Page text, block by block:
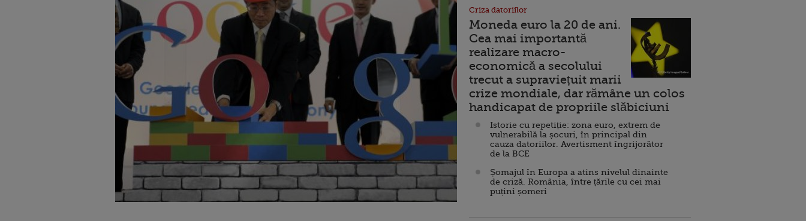
Criza datoriilor
Moneda euro la 20 de ani.
Cea mai importantă
realizare macro-
economică a secolului
trecut a supraviețuit marii
crize mondiale, dar rămâne un colos
handicapat de propriile slăbiciuni
Istorie cu repetiție: zona euro, extrem de
vulnerabilă la șocuri, în principal din
cauza datoriilor. Avertisment îngrijorător
de la BCE
Șomajul în Europa a atins nivelul dinainte
de criză. România, între țările cu cei mai
puțini șomeri